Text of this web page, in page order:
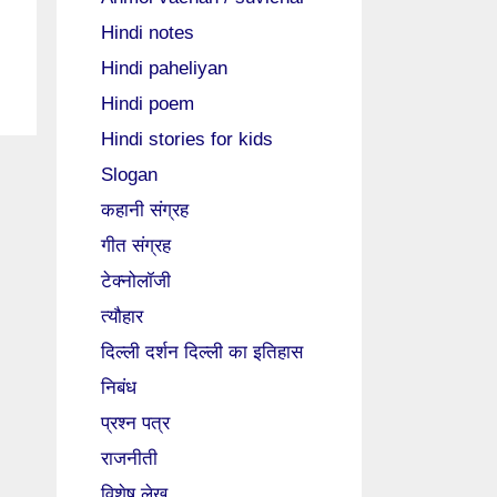
Hindi notes
Hindi paheliyan
Hindi poem
Hindi stories for kids
Slogan
कहानी संग्रह
गीत संग्रह
टेक्नोलॉजी
त्यौहार
दिल्ली दर्शन दिल्ली का इतिहास
निबंध
प्रश्न पत्र
राजनीती